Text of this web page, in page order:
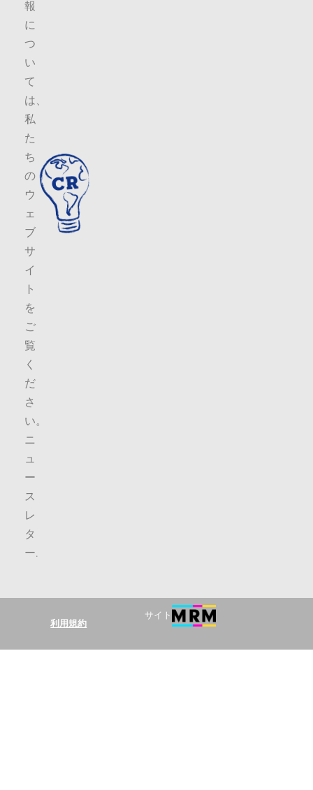
報
に
つ
い
て
は、
私
た
ち
の
ウ
ェ
ブ
サ
イ
ト
を
ご
覧
く
だ
さ
い。
ニ
ュ
ー
ス
レ
タ
ー.
利用規約
サイト